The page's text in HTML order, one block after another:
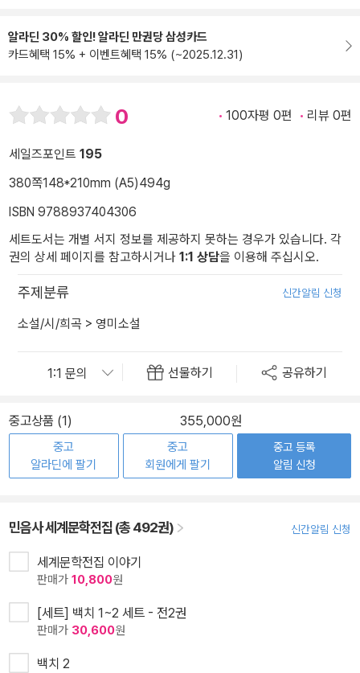
알라딘 30% 할인! 알라딘 만권당 삼성카드
카드혜택 15% + 이벤트혜택 15% (~2025.12.31)
0 100자평 0편 리뷰 0편
세일즈포인트 195
380쪽148*210mm (A5)494g
ISBN 9788937404306
세트도서는 개별 서지 정보를 제공하지 못하는 경우가 있습니다. 각
권의 상세 페이지를 참고하시거나 1:1 상담을 이용해 주십시오.
주제분류 신간알림 신청
소설/시/희곡 > 영미소설
선물하기 공유하기
중고상품 (1) 355,000원
중고
알라딘에 팔기
중고
회원에게 팔기
중고 등록
알림 신청
민음사 세계문학전집 (총 492권) 신간알림 신청
세계문학전집 이야기
판매가 10,800원
[세트] 백치 1~2 세트 - 전2권
판매가 30,600원
백치 2